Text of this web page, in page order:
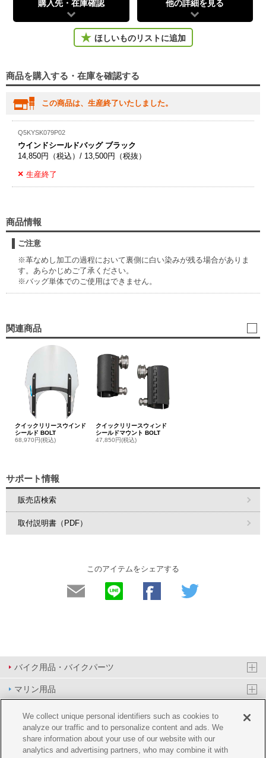
購入先・在庫確認 他の詳細を見る
ほしいものリストに追加
商品を購入する・在庫を確認する
この商品は、生産終了いたしました。
Q5KYSK079P02
ウインドシールドバッグ ブラック
14,850円（税込）/ 13,500円（税抜）
生産終了
商品情報
ご注意
※革なめし加工の過程において裏側に白い染みが残る場合がありま
す。あらかじめご了承ください。
※バッグ単体でのご使用はできません。
関連商品
クイックリリースウインド
シールド BOLT
68,970円(税込)
クイックリリースウィンド
シールドマウント BOLT
47,850円(税込)
サポート情報
販売店検索
取付説明書（PDF）
このアイテムをシェアする
バイク用品・バイクパーツ
マリン用品
PAS/YPJ用品
その他用品
イベント&エンターテイメント
We collect unique personal identifiers such as cookies to
analyze our traffic and to personalize content and ads. We
share information about your use of our website with our
analytics and advertising partners, who may combine it with